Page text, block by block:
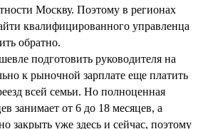
Москву. Поэтому в регионах
квалифицированного управленца
обратно.
подготовить руководителя на
к рыночной зарплате еще платить
всей семьи. Но полноценная
занимает от 6 до 18 месяцев, а
закрыть уже здесь и сейчас, поэтому